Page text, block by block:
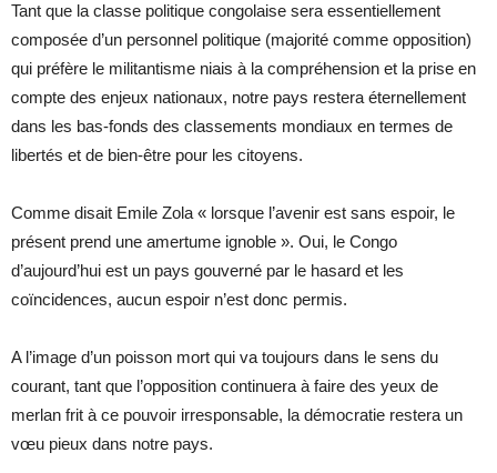
Tant que la classe politique congolaise sera essentiellement
composée d’un personnel politique (majorité comme opposition)
qui préfère le militantisme niais à la compréhension et la prise en
compte des enjeux nationaux, notre pays restera éternellement
dans les bas-fonds des classements mondiaux en termes de
libertés et de bien-être pour les citoyens.
Comme disait Emile Zola « lorsque l’avenir est sans espoir, le
présent prend une amertume ignoble ». Oui, le Congo
d’aujourd’hui est un pays gouverné par le hasard et les
coïncidences, aucun espoir n’est donc permis.
A l’image d’un poisson mort qui va toujours dans le sens du
courant, tant que l’opposition continuera à faire des yeux de
merlan frit à ce pouvoir irresponsable, la démocratie restera un
vœu pieux dans notre pays.